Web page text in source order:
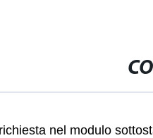
nel modulo